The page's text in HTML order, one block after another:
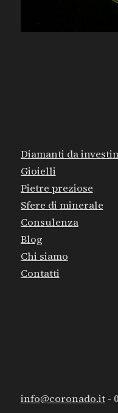
Diamanti da
Gioielli
Pietre preziose
Sfere di minerale
Consulenza
Blog
Chi siamo
Contatti
info@coronado.it-